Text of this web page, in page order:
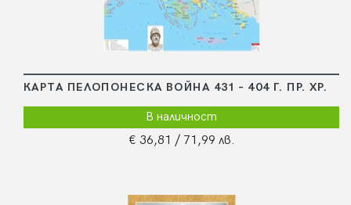
КАРТА ПЕЛОПОНЕСКА ВОЙНА 431 – 404 Г. ПР. ХР.
В наличност
€ 36,81 / 71,99 лв.